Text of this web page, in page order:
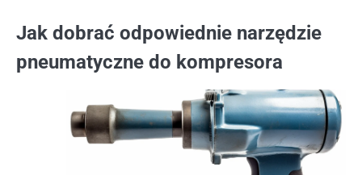
Jak dobrać odpowiednie narzędzie
pneumatyczne do kompresora